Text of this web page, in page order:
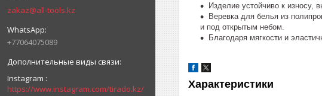
zakaz@all-tools.kz
+77064075089
Instagram
https://www.instagram.com/tirado.kz/
Изделие устойчиво к износу,
Веревка для белья из
и под открытым небом.
Благодаря мягкости и
Характеристики